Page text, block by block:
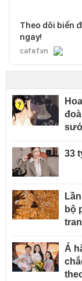
Theo dõi biến
ngay!
cafef.vn
33
bộ
Á